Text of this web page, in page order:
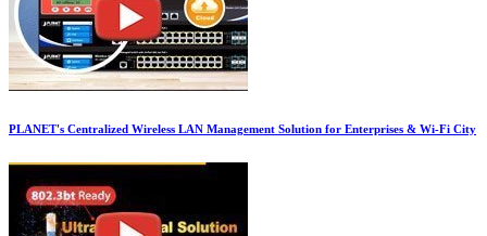
PLANET's Centralized Wireless LAN Management Solution for Enterprises & Wi-Fi City